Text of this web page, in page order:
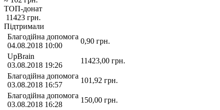
ТОП-донат
11423 грн.
Підтримали
Благодійна допомога
04.08.2018 10:00
0,90 грн.
UpBrain
03.08.2018 19:26
11423,00 грн.
Благодійна допомога
03.08.2018 16:57
101,92 грн.
Благодійна допомога
03.08.2018 16:28
150,00 грн.